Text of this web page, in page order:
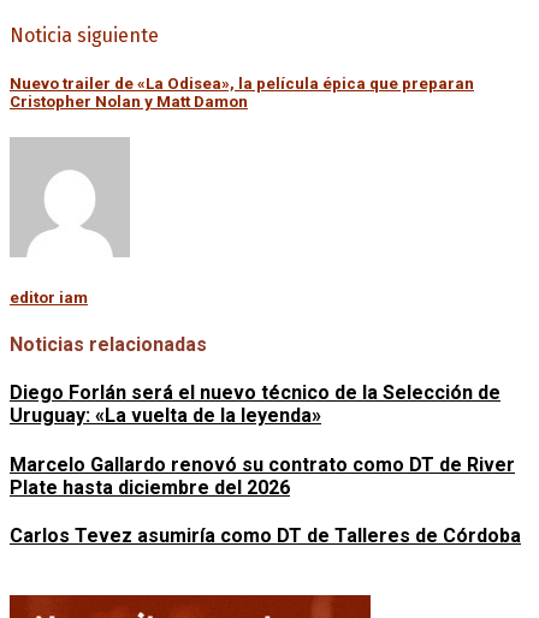
Noticia siguiente
Nuevo trailer de «La Odisea», la película épica que preparan
Cristopher Nolan y Matt Damon
editor iam
Noticias relacionadas
Diego Forlán será el nuevo técnico de la Selección de
Uruguay: «La vuelta de la leyenda»
Marcelo Gallardo renovó su contrato como DT de River
Plate hasta diciembre del 2026
Carlos Tevez asumiría como DT de Talleres de Córdoba